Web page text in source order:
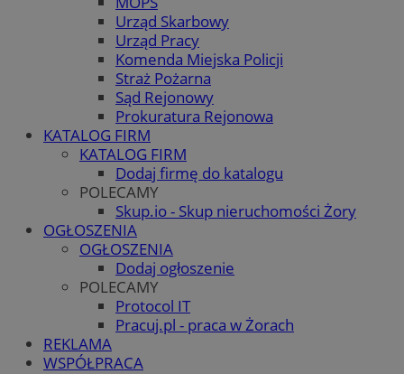
Urząd Skarbowy
Urząd Pracy
Komenda Miejska Policji
Straż Pożarna
Sąd Rejonowy
Prokuratura Rejonowa
KATALOG FIRM
KATALOG FIRM
Dodaj firmę do katalogu
POLECAMY
Skup.io - Skup nieruchomości Żory
OGŁOSZENIA
OGŁOSZENIA
Dodaj ogłoszenie
POLECAMY
Protocol IT
Pracuj.pl - praca w Żorach
REKLAMA
WSPÓŁPRACA